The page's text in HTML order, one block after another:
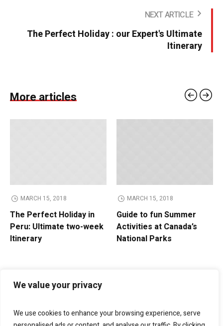
We value your privacy
We use cookies to enhance your browsing experience, serve
NEXT ARTICLE
The Perfect Holiday : our Expert's Ultimate
Itinerary
More articles
MARCH 15, 2018
The Perfect Holiday in
Peru: Ultimate two-week
Itinerary
MARCH 15, 2018
Guide to fun Summer
Activities at Canada’s
National Parks